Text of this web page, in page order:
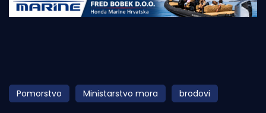
Obala
Otoci
Pomorstvo Ministarstvo mora brodovi